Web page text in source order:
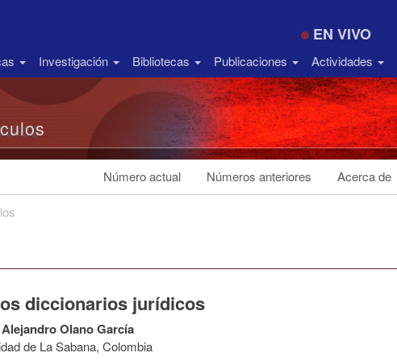
EN VIVO
Investigación Bibliotecas Publicaciones Actividades
Número actual Números anteriores Acerca de
diccionarios jurídicos
Olano García
de La Sabana, Colombia